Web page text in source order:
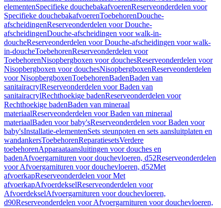
elementenSpecifieke douchebakafvoerenReserveonderdelen voor
Specifieke douchebakafvoerenToebehorenDouche-
afscheidingenReserveonderdelen voor Douche-
afscheidingenDouche-afscheidingen voor walk-in-
doucheReserveonderdelen voor Douche-afscheidingen voor walk-
in-doucheToebehorenReserveonderdelen voor
ToebehorenNisopbergboxen voor douchesReserveonderdelen voor
Nisopbergboxen voor douchesNisopbergboxenReserveonderdelen
voor NisopbergboxenToebehorenBadenBaden van
sanitairacrylReserveonderdelen voor Baden van
sanitairacrylRechthoekige badenReserveonderdelen voor
Rechthoekige badenBaden van mineraal
materiaalReserveonderdelen voor Baden van mineraal
materiaalBaden voor baby'sReserveonderdelen voor Baden voor
baby'sInstallatie-elementenSets steunpoten en sets aansluitplaten en
wandankersToebehorenReparatiesetsVerdere
toebehorenApparaataansluitingen voor douches en
badenAfvoergarnituren voor douchevloeren, d52Reserveonderdelen
voor Afvoergarnituren voor douchevloeren, d52Met
afvoerkapReserveonderdelen voor Met
afvoerkapAfvoerdekselReserveonderdelen voor
AfvoerdekselAfvoergarnituren voor douchevloeren,
d90Reserveonderdelen voor Afvoergarnituren voor douchevloeren,